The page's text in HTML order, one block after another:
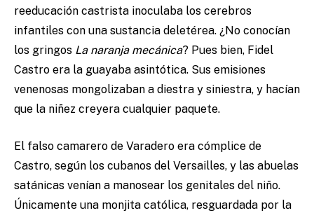
reeducación castrista inoculaba los cerebros
infantiles con una sustancia deletérea. ¿No conocían
los gringos La naranja mecánica? Pues bien, Fidel
Castro era la guayaba asintótica. Sus emisiones
venenosas mongolizaban a diestra y siniestra, y hacían
que la niñez creyera cualquier paquete.
El falso camarero de Varadero era cómplice de
Castro, según los cubanos del Versailles, y las abuelas
satánicas venían a manosear los genitales del niño.
Únicamente una monjita católica, resguardada por la